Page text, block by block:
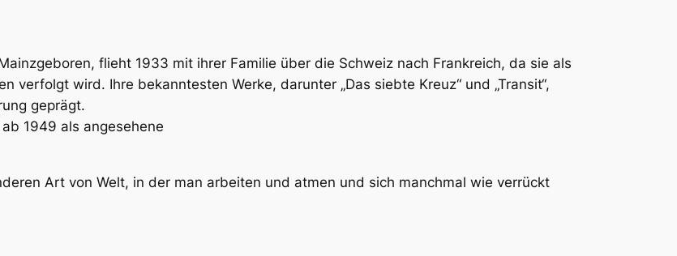
flieht 1933 mit ihrer Familie über die Schweiz nach Frankreich, da sie als
verfolgt wird. Ihre bekanntesten Werke, darunter „Das siebte Kreuz“ und „Transit“,
geprägt.
1949 als angesehene
Art von Welt, in der man arbeiten und atmen und sich manchmal wie verrückt